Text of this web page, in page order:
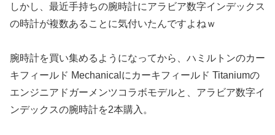
しかし、最近手持ちの腕時計にアラビア数字インデックス
の時計が複数あることに気付いたんですよねｗ
腕時計を買い集めるようになってから、ハミルトンのカー
キフィールド Mechanicalにカーキフィールド Titaniumの
エンジニアドガーメンツコラボモデルと、アラビア数字イ
ンデックスの腕時計を2本購入。